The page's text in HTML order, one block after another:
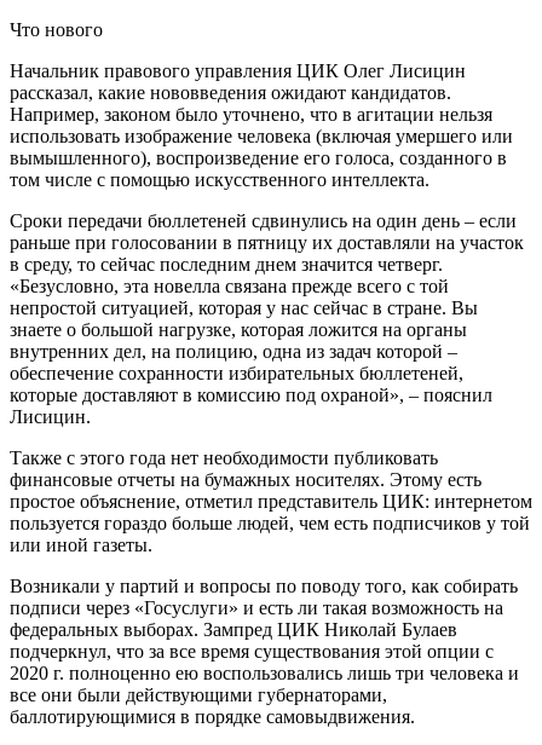
Что нового
Начальник правового управления ЦИК Олег Лисицин
рассказал, какие нововведения ожидают кандидатов.
Например, законом было уточнено, что в агитации нельзя
использовать изображение человека (включая умершего или
вымышленного), воспроизведение его голоса, созданного в
том числе с помощью искусственного интеллекта.
Сроки передачи бюллетеней сдвинулись на один день – если
раньше при голосовании в пятницу их доставляли на участок
в среду, то сейчас последним днем значится четверг.
«Безусловно, эта новелла связана прежде всего с той
непростой ситуацией, которая у нас сейчас в стране. Вы
знаете о большой нагрузке, которая ложится на органы
внутренних дел, на полицию, одна из задач которой –
обеспечение сохранности избирательных бюллетеней,
которые доставляют в комиссию под охраной», – пояснил
Лисицин.
Также с этого года нет необходимости публиковать
финансовые отчеты на бумажных носителях. Этому есть
простое объяснение, отметил представитель ЦИК: интернетом
пользуется гораздо больше людей, чем есть подписчиков у той
или иной газеты.
Возникали у партий и вопросы по поводу того, как собирать
подписи через «Госуслуги» и есть ли такая возможность на
федеральных выборах. Зампред ЦИК Николай Булаев
подчеркнул, что за все время существования этой опции с
2020 г. полноценно ею воспользовались лишь три человека и
все они были действующими губернаторами,
баллотирующимися в порядке самовыдвижения.